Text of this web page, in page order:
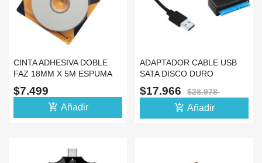
CINTA ADHESIVA DOBLE
FAZ 18MM X 5M ESPUMA
$7.499
add_shopping_cart Añadir
ADAPTADOR CABLE USB
SATA DISCO DURO
EXTERNO SSD
CONVERTIDOR
$17.966 $28.978
add_shopping_cart Añadir